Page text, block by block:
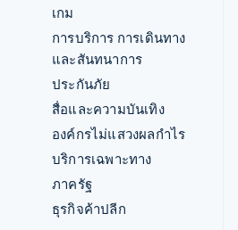
เกม
การบริการ การเดินทาง
และสันทนาการ
ประกันภัย
สื่อและความบันเทิง
องค์กรไม่แสวงผลกำไร
บริการเฉพาะทาง
ภาครัฐ
ธุรกิจค้าปลีก